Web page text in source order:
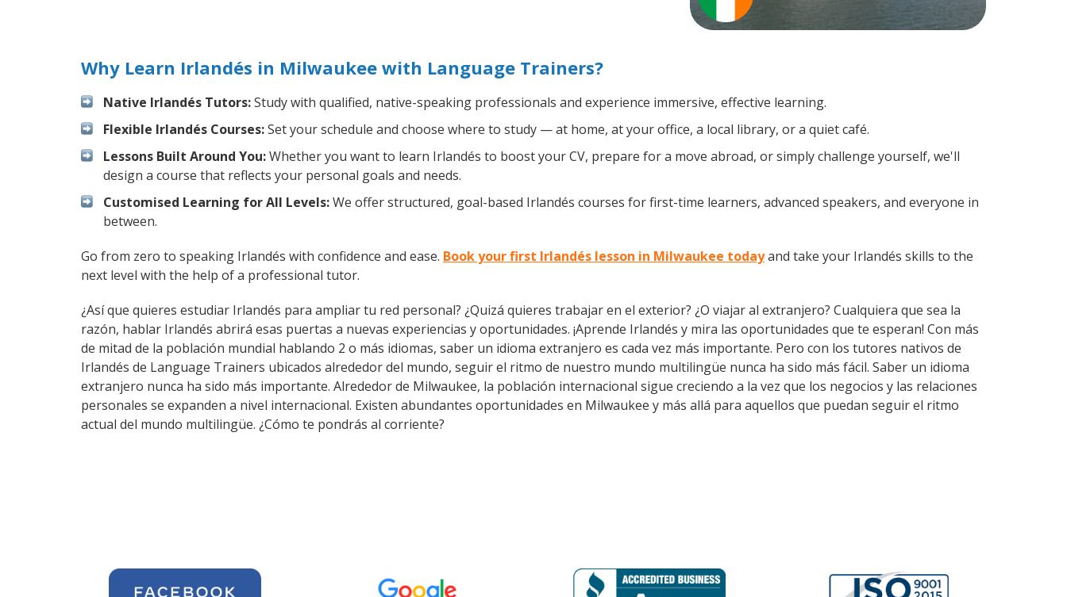
Why Learn Irlandés in Milwaukee with Language Trainers?
Native Irlandés Tutors:Study with qualified, native-speaking professionals and experience immersive, effective learning.
Flexible Irlandés Courses:Set your schedule and choose where to study — at home, at your office, a local library, or a quiet café.
Lessons Built Around You:Whether you want to learn Irlandés to boost your CV, prepare for a move abroad, or simply challenge yourself, we'll
design a course that reflects your personal goals and needs.
Customised Learning for All Levels:We offer structured, goal-based Irlandés courses for first-time learners, advanced speakers, and everyone in
between.
Go from zero to speaking Irlandés with confidence and ease. Book your first Irlandés lesson in Milwaukee todayand take your Irlandés skills to the
next level with the help of a professional tutor.
¿Así que quieres estudiar Irlandés para ampliar tu red personal? ¿Quizá quieres trabajar en el exterior? ¿O viajar al extranjero? Cualquiera que sea la
razón, hablar Irlandés abrirá esas puertas a nuevas experiencias y oportunidades. ¡Aprende Irlandés y mira las oportunidades que te esperan! Con más
de mitad de la población mundial hablando 2 o más idiomas, saber un idioma extranjero es cada vez más importante. Pero con los tutores nativos de
Irlandés de Language Trainers ubicados alrededor del mundo, seguir el ritmo de nuestro mundo multilingüe nunca ha sido más fácil. Saber un idioma
extranjero nunca ha sido más importante. Alrededor de Milwaukee, la población internacional sigue creciendo a la vez que los negocios y las relaciones
personales se expanden a nivel internacional. Existen abundantes oportunidades en Milwaukee y más allá para aquellos que puedan seguir el ritmo
actual del mundo multilingüe. ¿Cómo te pondrás al corriente?